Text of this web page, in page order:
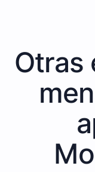
Otras